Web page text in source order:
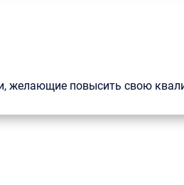
желающие повысить свою